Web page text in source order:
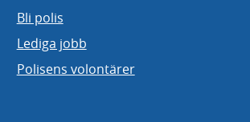
Bli polis
Lediga jobb
Polisens volontärer